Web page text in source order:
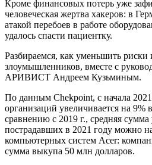
Кроме финансовых потерь уже
человеческая жертва хакеров: в
атакой перебоев в работе
удалось спасти пациентку.
Разбираемся, как уменьшить риски
злоумышленников, вместе с
АРИВИСТ Андреем Кузьминым.
По данным Chekpoint, с начала
организаций увеличивается на 9%
сравнению с 2019 г., средняя
пострадавших в 2021 году можно
компьютерных систем Acer:
сумма выкупа 50 млн долларов.